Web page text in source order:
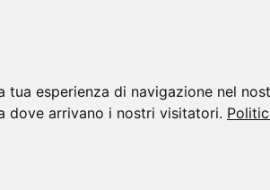
esperienza di navigazione nel
dove arrivano i nostri visitatori.